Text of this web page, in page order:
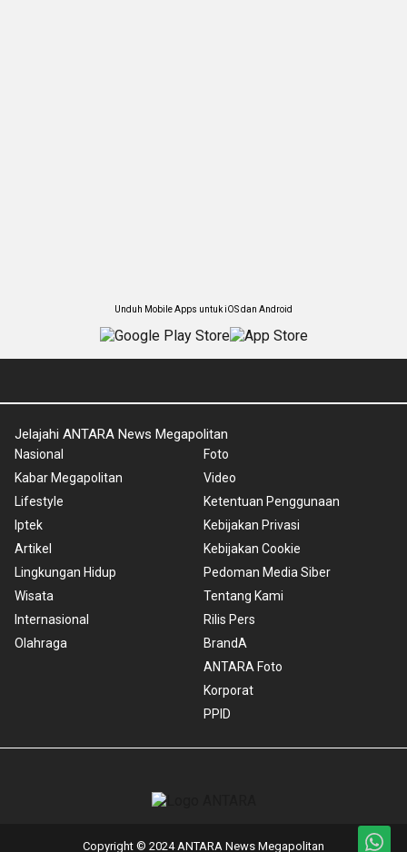
Unduh Mobile Apps untuk iOS dan Android
Jelajahi ANTARA News Megapolitan
Nasional
Kabar Megapolitan
Lifestyle
Iptek
Artikel
Lingkungan Hidup
Wisata
Internasional
Olahraga
Foto
Video
Ketentuan Penggunaan
Kebijakan Privasi
Kebijakan Cookie
Pedoman Media Siber
Tentang Kami
Rilis Pers
BrandA
ANTARA Foto
Korporat
PPID
Copyright © 2024 ANTARA News Megapolitan